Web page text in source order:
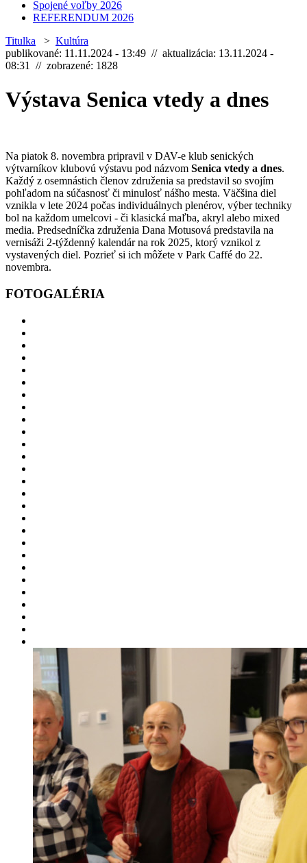
Spojené voľby 2026
REFERENDUM 2026
Titulka > Kultúra
publikované: 11.11.2024 - 13:49 // aktualizácia: 13.11.2024 -
08:31 // zobrazené: 1828
Výstava Senica vtedy a dnes
Na piatok 8. novembra pripravil v DAV-e klub senických
výtvarníkov klubovú výstavu pod názvom Senica vtedy a dnes.
Každý z osemnástich členov združenia sa predstavil so svojím
pohľadom na súčasnosť či minulosť nášho mesta. Väčšina diel
vznikla v lete 2024 počas individuálnych plenérov, výber techniky
bol na každom umelcovi - či klasická maľba, akryl alebo mixed
media. Predsedníčka združenia Dana Motusová predstavila na
vernisáži 2-týždenný kalendár na rok 2025, ktorý vznikol z
vystavených diel. Pozrieť si ich môžete v Park Caffé do 22.
novembra.
FOTOGALÉRIA